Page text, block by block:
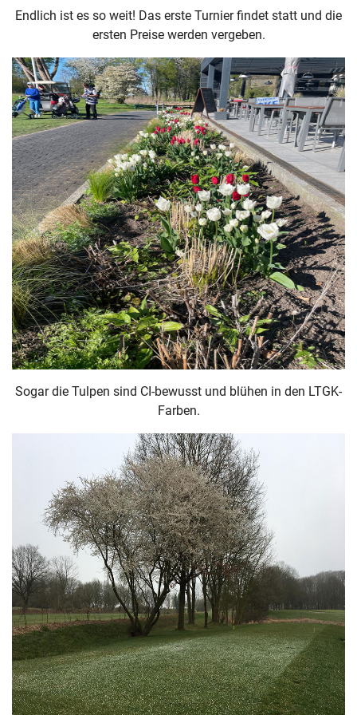
Endlich ist es so weit! Das erste Turnier findet statt und die
ersten Preise werden vergeben.
Sogar die Tulpen sind CI-bewusst und blühen in den LTGK-
Farben.